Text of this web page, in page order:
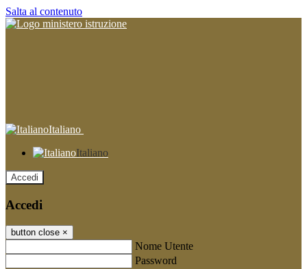
Salta al contenuto
Italiano
Italiano
Accedi
Accedi
button close ×
Nome Utente
Password